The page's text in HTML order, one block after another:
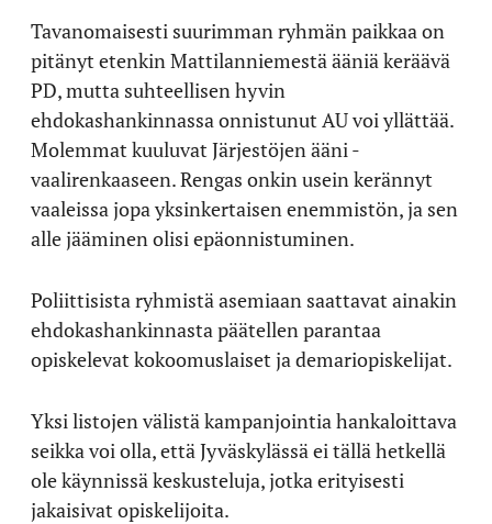
Tavanomaisesti suurimman ryhmän paikkaa on
pitänyt etenkin Mattilanniemestä ääniä keräävä
PD, mutta suhteellisen hyvin
ehdokashankinnassa onnistunut AU voi yllättää.
Molemmat kuuluvat Järjestöjen ääni -
vaalirenkaaseen. Rengas onkin usein kerännyt
vaaleissa jopa yksinkertaisen enemmistön, ja sen
alle jääminen olisi epäonnistuminen.
Poliittisista ryhmistä asemiaan saattavat ainakin
ehdokashankinnasta päätellen parantaa
opiskelevat kokoomuslaiset ja demariopiskelijat.
Yksi listojen välistä kampanjointia hankaloittava
seikka voi olla, että Jyväskylässä ei tällä hetkellä
ole käynnissä keskusteluja, jotka erityisesti
jakaisivat opiskelijoita.